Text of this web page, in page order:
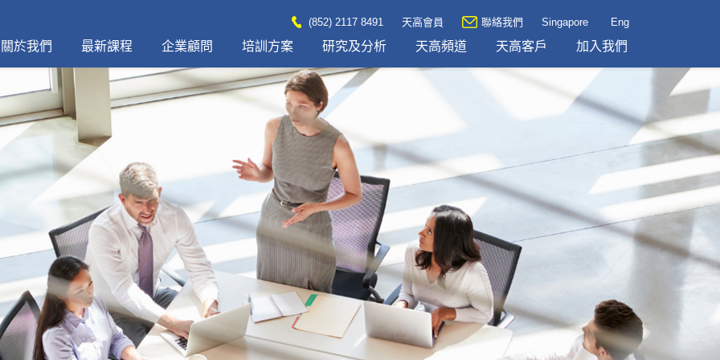
(852) 2117 8491 天高會員 聯絡我們 Singapore Eng
關於我們 最新課程 企業顧問 培訓方案 研究及分析 天高頻道 天高客戶 加入我們